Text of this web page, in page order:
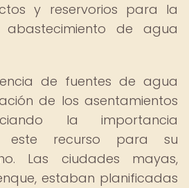
y reservorios para la
de agua
de fuentes de agua
de los asentamientos
la importancia
este recurso para su
Las ciudades mayas,
estaban planificadas